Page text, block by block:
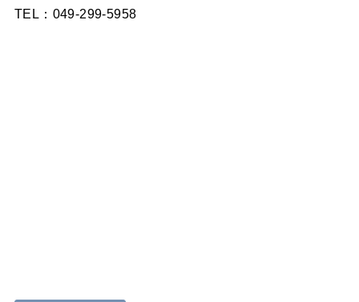
TEL：049-299-5958